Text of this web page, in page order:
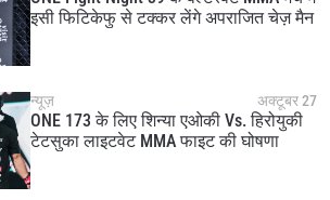
इसी फिटिकेफु से टक्कर लेंगे अपराजित चेज़ मैन
न्यूज़ अक्टूबर 27
ONE 173 के लिए शिन्या एओकी Vs. हिरोयुकी
टेटसुका लाइटवेट MMA फाइट की घोषणा
KNOW
wherever you go! Sign up now